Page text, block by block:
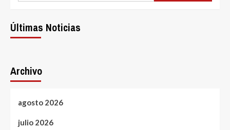
Últimas Noticias
Archivo
agosto 2026
julio 2026